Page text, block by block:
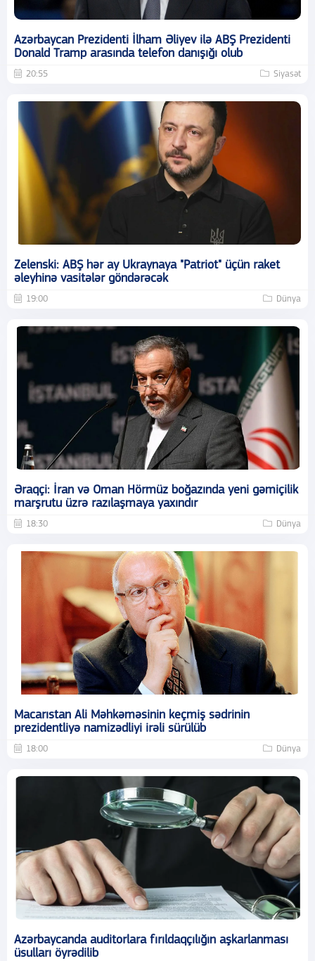
Azərbaycan Prezidenti İlham Əliyev ilə ABŞ Prezidenti
Donald Tramp arasında telefon danışığı olub
20:55 Siyasət
Zelenski: ABŞ hər ay Ukraynaya "Patriot" üçün raket
əleyhinə vasitələr göndərəcək
19:00 Dünya
Əraqçi: İran və Oman Hörmüz boğazında yeni gəmiçilik
marşrutu üzrə razılaşmaya yaxındır
18:30 Dünya
Macarıstan Ali Məhkəməsinin keçmiş sədrinin
prezidentliyə namizədliyi irəli sürülüb
18:00 Dünya
Azərbaycanda auditorlara fırıldaqçılığın aşkarlanması
üsulları öyrədilib